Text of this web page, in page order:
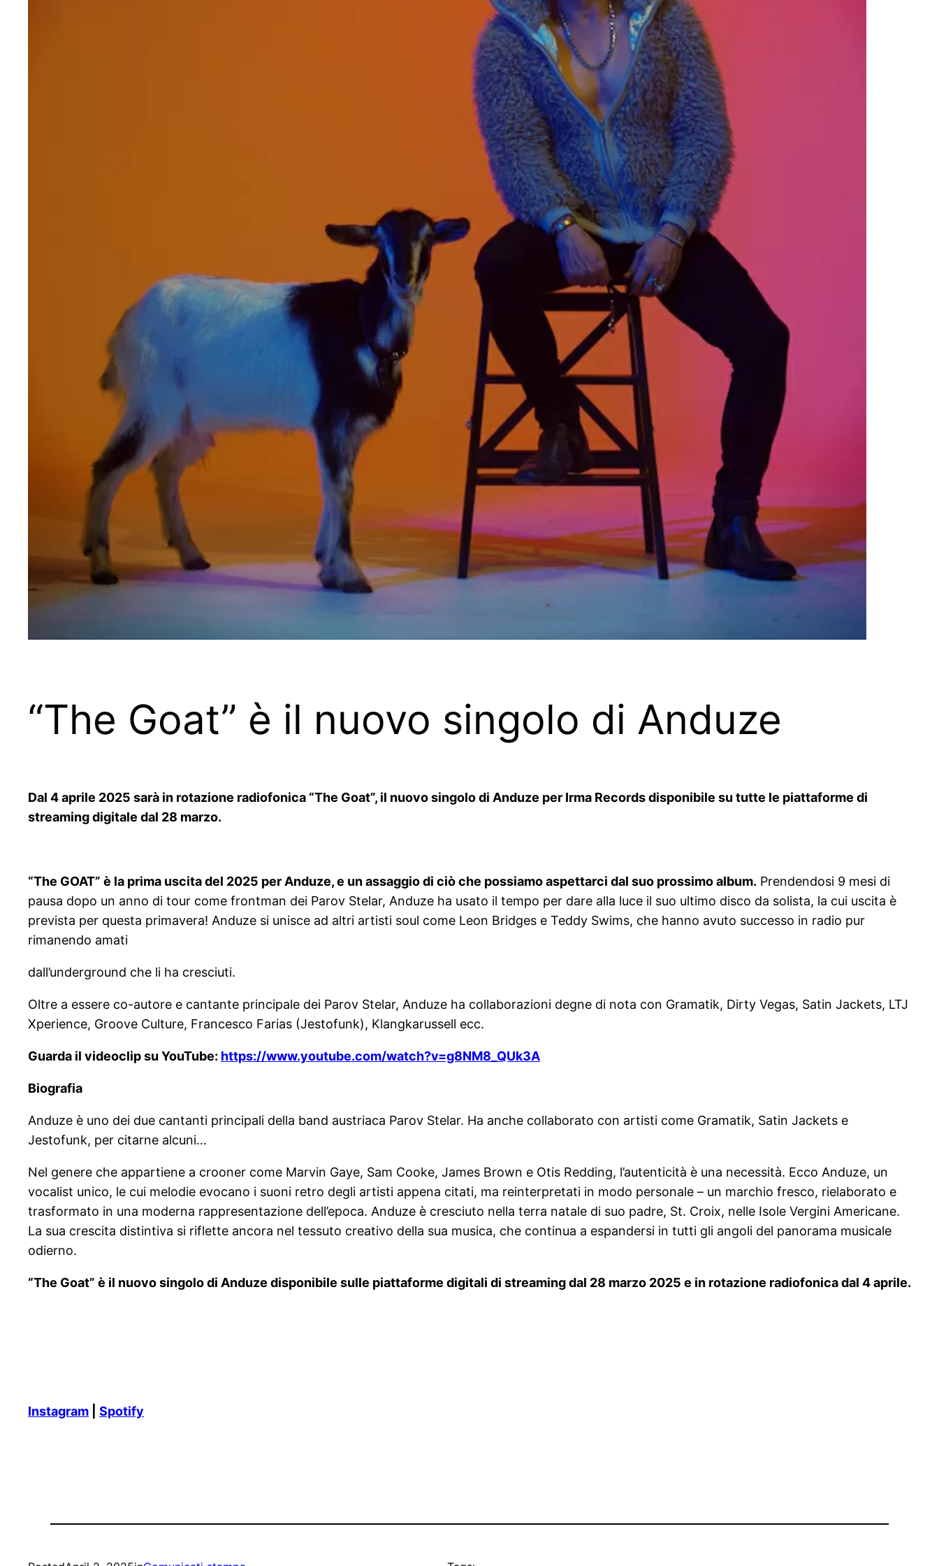
“The Goat” è il nuovo singolo di Anduze
Dal 4 aprile 2025 sarà in rotazione radiofonica “The Goat”, il nuovo singolo di Anduze per Irma Records disponibile su tutte le piattaforme di
streaming digitale dal 28 marzo.
“The GOAT” è la prima uscita del 2025 per Anduze, e un assaggio di ciò che possiamo aspettarci dal suo prossimo album. Prendendosi 9 mesi di
pausa dopo un anno di tour come frontman dei Parov Stelar, Anduze ha usato il tempo per dare alla luce il suo ultimo disco da solista, la cui uscita è
prevista per questa primavera! Anduze si unisce ad altri artisti soul come Leon Bridges e Teddy Swims, che hanno avuto successo in radio pur
rimanendo amati
dall’underground che li ha cresciuti.
Oltre a essere co-autore e cantante principale dei Parov Stelar, Anduze ha collaborazioni degne di nota con Gramatik, Dirty Vegas, Satin Jackets, LTJ
Xperience, Groove Culture, Francesco Farias (Jestofunk), Klangkarussell ecc.
Guarda il videoclip su YouTube: https://www.youtube.com/watch?v=g8NM8_QUk3A
Biografia
Anduze è uno dei due cantanti principali della band austriaca Parov Stelar. Ha anche collaborato con artisti come Gramatik, Satin Jackets e
Jestofunk, per citarne alcuni…
Nel genere che appartiene a crooner come Marvin Gaye, Sam Cooke, James Brown e Otis Redding, l’autenticità è una necessità. Ecco Anduze, un
vocalist unico, le cui melodie evocano i suoni retro degli artisti appena citati, ma reinterpretati in modo personale – un marchio fresco, rielaborato e
trasformato in una moderna rappresentazione dell’epoca. Anduze è cresciuto nella terra natale di suo padre, St. Croix, nelle Isole Vergini Americane.
La sua crescita distintiva si riflette ancora nel tessuto creativo della sua musica, che continua a espandersi in tutti gli angoli del panorama musicale
odierno.
“The Goat” è il nuovo singolo di Anduze disponibile sulle piattaforme digitali di streaming dal 28 marzo 2025 e in rotazione radiofonica dal 4 aprile.
Instagram Spotify